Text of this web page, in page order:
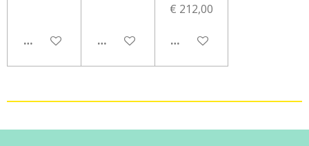
IN WINKELWAGENIN WINKELWAGEN
€ 212,00
IN WINKELWAGEN